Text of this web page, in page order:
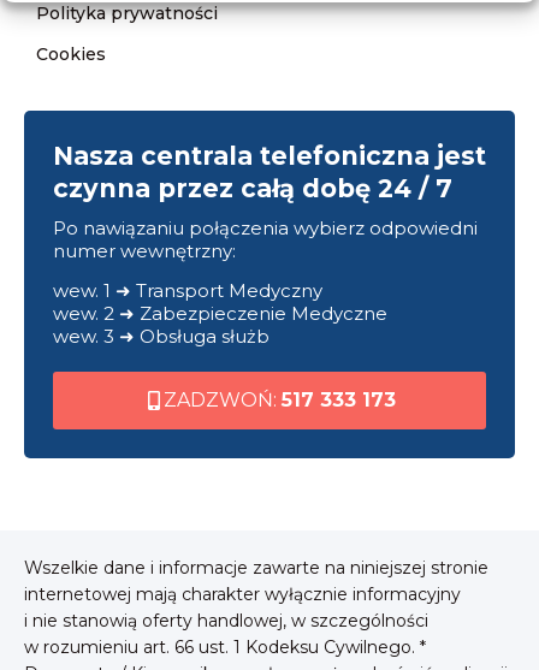
Polityka prywatności
Cookies
Nasza centrala telefoniczna jest
czynna przez całą dobę 24 / 7
Po nawiązaniu połączenia wybierz odpowiedni
numer wewnętrzny:
wew. 1 ➜ Transport Medyczny
wew. 2 ➜ Zabezpieczenie Medyczne
wew. 3 ➜ Obsługa służb
ZADZWOŃ: 517 333 173
Wszelkie dane i informacje zawarte na niniejszej stronie
internetowej mają charakter wyłącznie informacyjny
i nie stanowią oferty handlowej, w szczególności
w rozumieniu art. 66 ust. 1 Kodeksu Cywilnego. *